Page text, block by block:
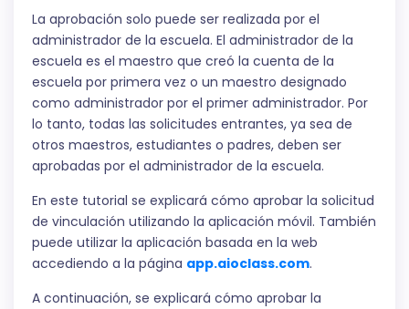
La aprobación solo puede ser realizada por el
administrador de la escuela. El administrador de la
escuela es el maestro que creó la cuenta de la
escuela por primera vez o un maestro designado
como administrador por el primer administrador. Por
lo tanto, todas las solicitudes entrantes, ya sea de
otros maestros, estudiantes o padres, deben ser
aprobadas por el administrador de la escuela.
En este tutorial se explicará cómo aprobar la solicitud
de vinculación utilizando la aplicación móvil. También
puede utilizar la aplicación basada en la web
accediendo a la página app.aioclass.com.
A continuación, se explicará cómo aprobar la